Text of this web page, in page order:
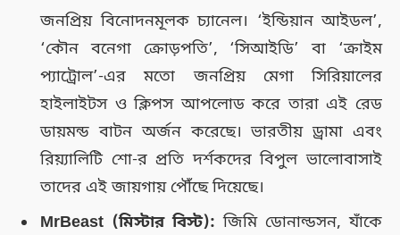
জনপ্রিয় বিনোদনমূলক চ্যানেল। ‘ইন্ডিয়ান আইডল’,
‘কৌন বনেগা ক্রোড়পতি’, ‘সিআইডি’ বা ‘ক্রাইম
প্যাট্রোল’-এর মতো জনপ্রিয় মেগা সিরিয়ালের
হাইলাইটস ও ক্লিপস আপলোড করে তারা এই রেড
ডায়মন্ড বাটন অর্জন করেছে। ভারতীয় ড্রামা এবং
রিয়্যালিটি শো-র প্রতি দর্শকদের বিপুল ভালোবাসাই
তাদের এই জায়গায় পৌঁছে দিয়েছে।
MrBeast (মিস্টার বিস্ট): জিমি ডোনাল্ডসন, যাঁকে